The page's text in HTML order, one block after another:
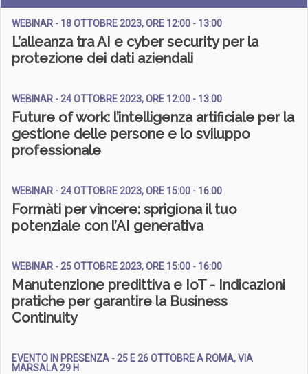
WEBINAR - 18 OTTOBRE 2023, ORE 12:00 - 13:00
L’alleanza tra AI e cyber security per la
protezione dei dati aziendali
WEBINAR - 24 OTTOBRE 2023, ORE 12:00 - 13:00
Future of work: l’intelligenza artificiale per la
gestione delle persone e lo sviluppo
professionale
WEBINAR - 24 OTTOBRE 2023, ORE 15:00 - 16:00
Formàti per vincere: sprigiona il tuo
potenziale con l’AI generativa
WEBINAR - 25 OTTOBRE 2023, ORE 15:00 - 16:00
Manutenzione predittiva e IoT - Indicazioni
pratiche per garantire la Business
Continuity
EVENTO IN PRESENZA - 25 E 26 OTTOBRE A ROMA, VIA
MARSALA 29 H